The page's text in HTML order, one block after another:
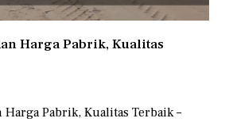
Harga Pabrik, Kualitas
Pabrik, Kualitas Terbaik –